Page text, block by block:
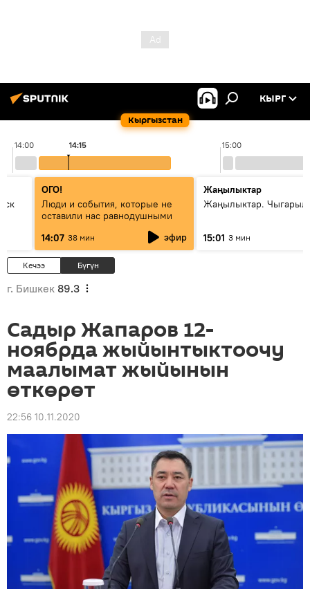
Кыргызстан
КЫРГ
14:00 15:00
14:15
ОГО!
Люди и события, которые не
оставили нас равнодушными
14:07 38 мин эфир
Жаңылыктар
Жаңылыктар.
15:01 3 мин
Кечээ Бүгүн
г. Бишкек 89.3
Садыр Жапаров 12-
ноябрда жыйынтыктоочу
маалымат жыйынын
өткөрөт
22:56 10.11.2020